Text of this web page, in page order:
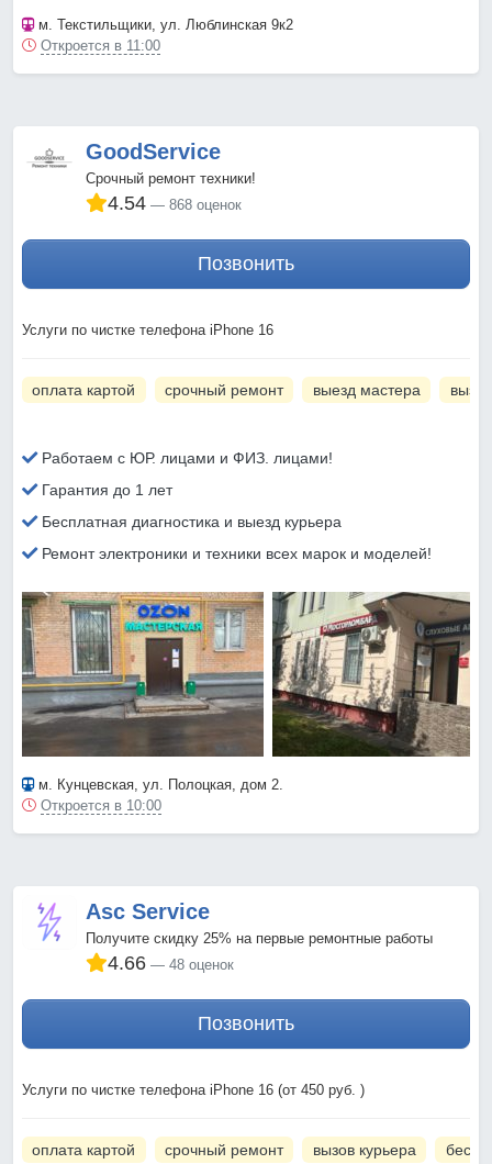
м. Текстильщики, ул. Люблинская 9к2
Откроется в 11:00
GoodService
Срочный ремонт техники!
4.54 868 оценок
Позвонить
Услуги по чистке телефона iPhone 16
оплата картой срочный ремонт выезд мастера
Работаем с ЮР. лицами и ФИЗ. лицами!
Гарантия до 1 лет
Бесплатная диагностика и выезд курьера
Ремонт электроники и техники всех марок и моделей!
м. Кунцевская, ул. Полоцкая, дом 2.
Откроется в 10:00
Asc Service
Получите скидку 25% на первые ремонтные работы
4.66 48 оценок
Позвонить
Услуги по чистке телефона iPhone 16 (от 450 руб. )
оплата картой срочный ремонт вызов курьера